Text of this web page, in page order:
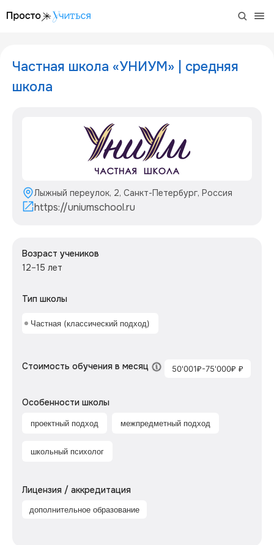
Частная школа «УНИУМ» | средняя
школа
Лыжный переулок, 2, Санкт-Петербург, Россия
https://uniumschool.ru
Возраст учеников
12–15 лет
Тип школы
Частная (классический подход)
Стоимость обучения в месяц 50'001₽-75'000₽ ₽
Особенности школы
проектный подход межпредметный подход
школьный психолог
Лицензия / аккредитация
дополнительное образование